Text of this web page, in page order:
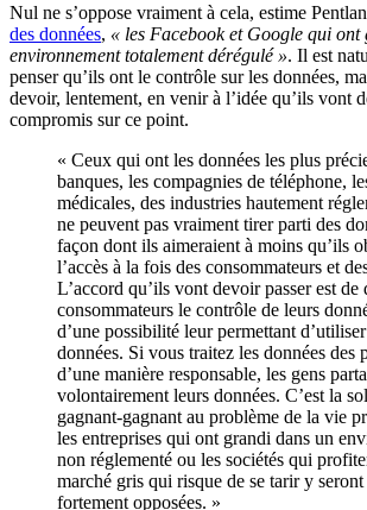
Nul ne s’oppose vraiment à cela, estime
des données, « les Facebook et Google qui
environnement totalement dérégulé ». Il est
penser qu’ils ont le contrôle sur les données,
devoir, lentement, en venir à l’idée qu’ils vont
compromis sur ce point.
« Ceux qui ont les données les plus
banques, les compagnies de téléphone,
médicales, des industries hautement
ne peuvent pas vraiment tirer parti des
façon dont ils aimeraient à moins qu’ils
l’accès à la fois des consommateurs et
L’accord qu’ils vont devoir passer est de
consommateurs le contrôle de leurs
d’une possibilité leur permettant
données. Si vous traitez les données des
d’une manière responsable, les gens
volontairement leurs données. C’est la
gagnant-gagnant au problème de la vie
les entreprises qui ont grandi dans un
non réglementé ou les sociétés qui
marché gris qui risque de se tarir y
fortement opposées. »